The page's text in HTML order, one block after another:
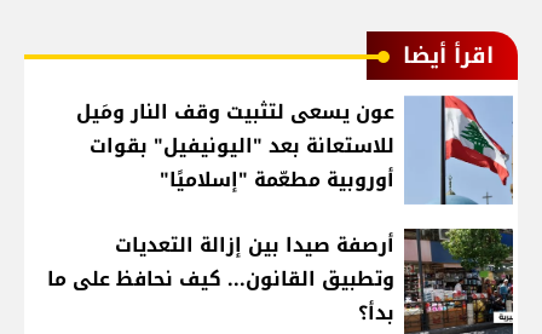
اقرأ أيضا
عون يسعى لتثبيت وقف النار ومَيل
للاستعانة بعد "اليونيفيل" بقوات
أوروبية مطعّمة "إسلاميًا"
أرصفة صيدا بين إزالة التعديات
وتطبيق القانون... كيف نحافظ على ما
بدأ؟